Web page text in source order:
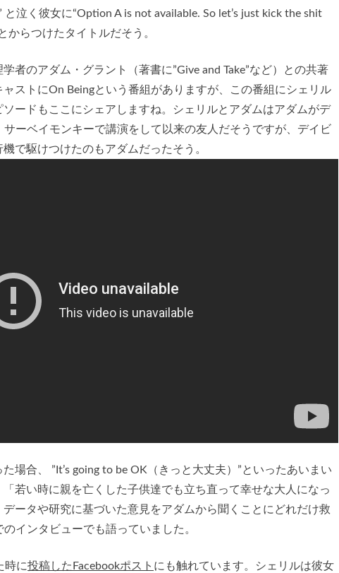
泣く彼女に“Option A is not available. So let’s just kick the shit
からつけたタイトルだそう。
者のアダム・グラント（著書に”Give and Take”など）との共著
ストにOn Beingという番組がありますが、この番組にシェリル
ードもここにシェアしますね。シェリルとアダムはアダムがデ
ーベイモンキーで講演をして以来の友人だそうですが、デイビ
で駆けつけたのもアダムだったそう。
場合、 ”It’s going to be OK（きっと大丈夫）”といったあいまい
若い時に親を亡くした子供達でも立ち直って幸せな大人になっ
ータや研究に基づいた意見をアダムから聞くことにどれだけ救
インタビューでも語っていました。
時に投稿したFacebookポスト にも触れています。シェリルは彼女